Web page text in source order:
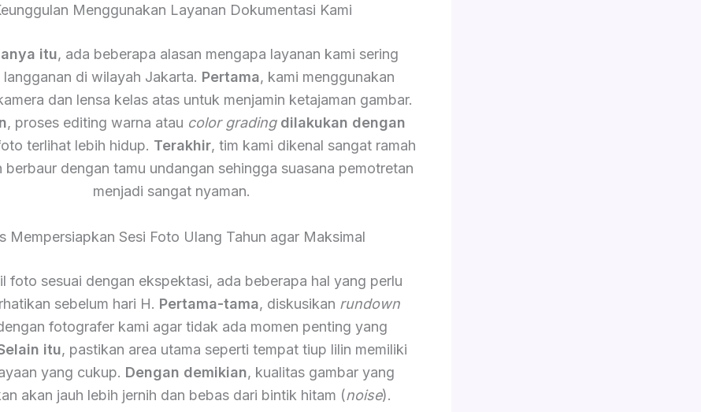
Menggunakan Layanan Dokumentasi Kami
itu, ada beberapa alasan mengapa layanan kami sering
langganan di wilayah Jakarta. Pertama, kami menggunakan
dan lensa kelas atas untuk menjamin ketajaman gambar.
, proses editing warna atau color grading dilakukan dengan
terlihat lebih hidup. Terakhir, tim kami dikenal sangat ramah
berbaur dengan tamu undangan sehingga suasana pemotretan
menjadi sangat nyaman.
Mempersiapkan Sesi Foto Ulang Tahun agar Maksimal
foto sesuai dengan ekspektasi, ada beberapa hal yang perlu
sebelum hari H. Pertama-tama, diskusikan rundown
fotografer kami agar tidak ada momen penting yang
itu, pastikan area utama seperti tempat tiup lilin memiliki
yang cukup. Dengan demikian, kualitas gambar yang
akan jauh lebih jernih dan bebas dari bintik hitam (noise).